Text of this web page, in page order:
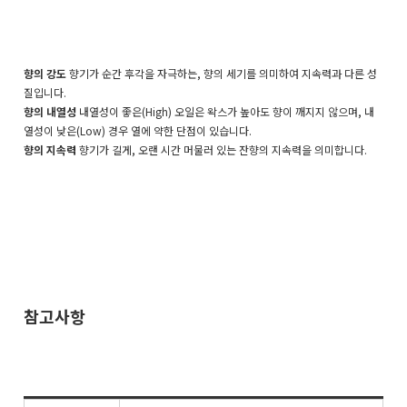
향의 강도향기가 순간 후각을 자극하는, 향의 세기를 의미하여 지속력과 다른 성
질입니다.
향의 내열성 내열성이 좋은(High) 오일은 왁스가 높아도 향이 깨지지 않으며, 내
열성이 낮은(Low) 경우 열에 약한 단점이 있습니다.
향의 지속력 향기가 길게, 오랜 시간 머물러 있는 잔향의 지속력을 의미합니다.
참고사항